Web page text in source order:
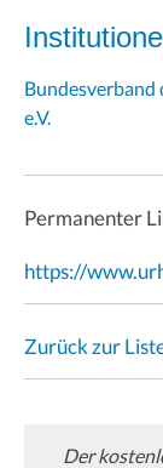
e.V.
Permanenter
https://
Zurück zur
Der